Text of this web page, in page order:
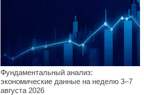
Фундаментальный анализ:
экономические данные на неделю 3–7
августа 2026